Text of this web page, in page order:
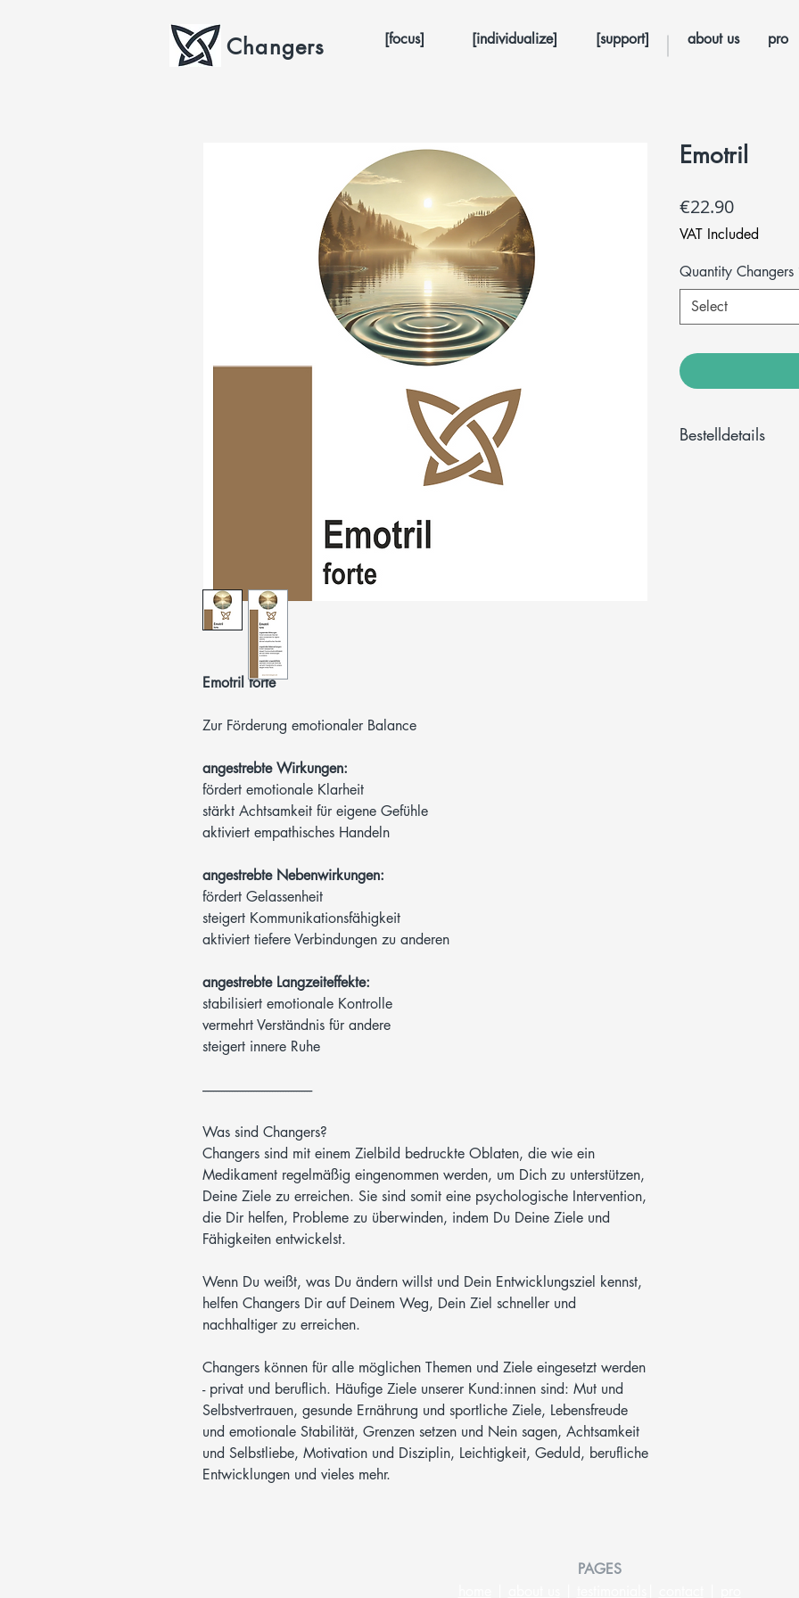
Changers [focus] [individualize] [support] about us pro
Emotril forte
Zur Förderung emotionaler Balance
angestrebte Wirkungen:
fördert emotionale Klarheit
stärkt Achtsamkeit für eigene Gefühle
aktiviert empathisches Handeln
angestrebte Nebenwirkungen:
fördert Gelassenheit
steigert Kommunikationsfähigkeit
aktiviert tiefere Verbindungen zu anderen
angestrebte Langzeiteffekte:
stabilisiert emotionale Kontrolle
vermehrt Verständnis für andere
steigert innere Ruhe
-----------------------------------------
Was sind Changers?
Changers sind mit einem Zielbild bedruckte Oblaten, die wie ein
Medikament regelmäßig eingenommen werden, um Dich zu unterstützen,
Deine Ziele zu erreichen. Sie sind somit eine psychologische Intervention,
die Dir helfen, Probleme zu überwinden, indem Du Deine Ziele und
Fähigkeiten entwickelst.
Wenn Du weißt, was Du ändern willst und Dein Entwicklungsziel kennst,
helfen Changers Dir auf Deinem Weg, Dein Ziel schneller und
nachhaltiger zu erreichen.
Changers können für alle möglichen Themen und Ziele eingesetzt werden
- privat und beruflich. Häufige Ziele unserer Kund:innen sind: Mut und
Selbstvertrauen, gesunde Ernährung und sportliche Ziele, Lebensfreude
und emotionale Stabilität, Grenzen setzen und Nein sagen, Achtsamkeit
und Selbstliebe, Motivation und Disziplin, Leichtigkeit, Geduld, berufliche
Entwicklungen und vieles mehr.
Emotril
€22.90Price
VAT Included
Quantity Changers
Select
Bestelldetails
PAGES